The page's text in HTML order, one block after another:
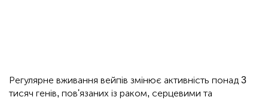
Регулярне вживання вейпів змінює активність понад 3
тисяч генів, пов'язаних із раком, серцевими та